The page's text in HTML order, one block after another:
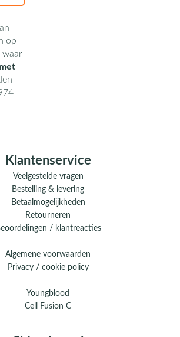
op
waar
Klantenservice
Veelgestelde vragen
Bestelling & levering
Betaalmogelijkheden
Retourneren
/ klantreacties
Algemene voorwaarden
Privacy / cookie policy
Youngblood
Cell Fusion C